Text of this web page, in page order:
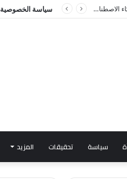
سياسة الخصوصية
سياسة تحقيقات المزيد